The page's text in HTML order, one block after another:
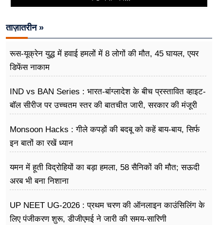
ताज़ातरीन »
रूस-यूक्रेन युद्ध में हवाई हमलों में 8 लोगों की मौत, 45 घायल, एयर
डिफेंस नाकाम
IND vs BAN Series : भारत-बांग्लादेश के बीच प्रस्तावित व्हाइट-
बॉल सीरीज पर उच्चतम स्तर की बातचीत जारी, सरकार की मंजूरी
Monsoon Hacks : गीले कपड़ों की बदबू को कहें बाय-बाय, सिर्फ
इन बातों का रखें ध्यान
यमन में हूती विद्रोहियों का बड़ा हमला, 58 सैनिकों की मौत; सऊदी
अरब भी बना निशाना
UP NEET UG-2026 : प्रथम चरण की ऑनलाइन काउंसिलिंग के
लिए पंजीकरण शुरू, डीजीएमई ने जारी की समय-सारिणी